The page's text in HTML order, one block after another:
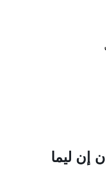
إن ليما